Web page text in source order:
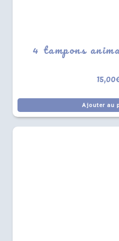
4 tampons
15,00
Ajouter au